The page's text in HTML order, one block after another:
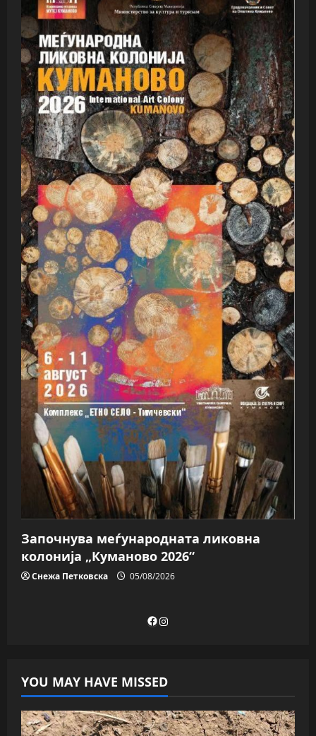
Започнува меѓународната ликовна
колонија „Куманово 2026“
Снежа Петковска 05/08/2026
Facebook
Instagram
YOU MAY HAVE MISSED